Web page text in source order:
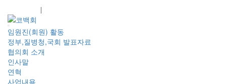
임원진(회원) 활동
정부,질병청,국회 발표자료
협의회 소개
인사말
연혁
사업내용